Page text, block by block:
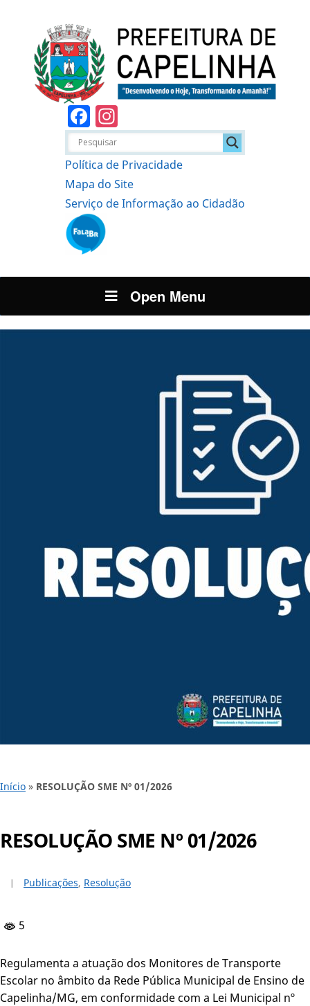
Facebook
Política de Privacidade
Mapa do Site
Serviço de Informação ao Cidadão
Open Menu
Início » RESOLUÇÃO SME Nº 01/2026
RESOLUÇÃO SME Nº 01/2026
Publicações, Resolução
5
Regulamenta a atuação dos Monitores de Transporte
Escolar no âmbito da Rede Pública Municipal de Ensino de
Capelinha/MG, em conformidade com a Lei Municipal nº